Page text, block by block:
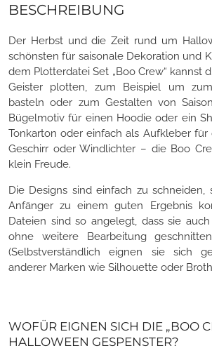
BESCHREIBUNG
Der Herbst und die Zeit rund um
schönsten für saisonale Dekoration und
dem Plotterdatei Set „Boo Crew“ kannst
Geister plotten, zum Beispiel um
basteln oder zum Gestalten von
Bügelmotiv für einen Hoodie oder ein
Tonkarton oder einfach als Aufkleber für
Geschirr oder Windlichter – die Boo
klein Freude.
Die Designs sind einfach zu schneiden,
Anfänger zu einem guten Ergebnis
Dateien sind so angelegt, dass sie
ohne weitere Bearbeitung
(Selbstverständlich eignen sie sich
anderer Marken wie Silhouette oder
WOFÜR EIGNEN SICH DIE „BOO
HALLOWEEN GESPENSTER?